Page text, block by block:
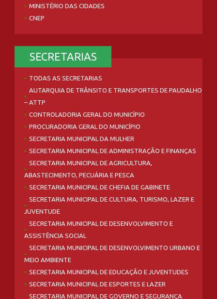
MINISTÉRIO DAS CIDADES
CNEP
SECRETARIAS
TODAS AS SECRETARIAS
AUTARQUIA DE TRÂNSITO E TRANSPORTES DE PAUDALHO
– ATTP
CONTROLADORIA GERAL DO MUNICÍPIO
PROCURADORIA GERAL DO MUNICÍPIO
SECRETARIA MUNICIPAL DA MULHER
SECRETARIA MUNICIPAL DE ADMINISTRAÇÃO E FINANÇAS
SECRETARIA MUNICIPAL DE AGRICULTURA,
ABASTECIMENTO, PECUÁRIA E PESCA
SECRETARIA MUNICIPAL DE CHEFIA DE GABINETE
SECRETARIA MUNICIPAL DE CULTURA, TURISMO, LAZER E
JUVENTUDE
SECRETARIA MUNICIPAL DE DESENVOLVIMENTO E
ASSISTÊNCIA SOCIAL
SECRETARIA MUNICIPAL DE DESENVOLVIMENTO URBANO E
MEIO AMBIENTE
SECRETARIA MUNICIPAL DE EDUCAÇÃO E JUVENTUDES
SECRETARIA MUNICIPAL DE ESPORTES E LAZER
SECRETARIA MUNICIPAL DE GOVERNO E SEGURANÇA